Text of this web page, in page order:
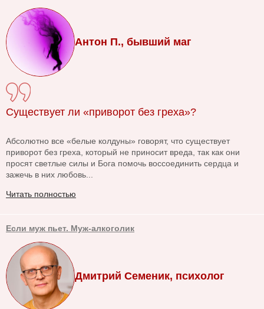
Антон П., бывший маг
Существует ли «приворот без греха»?
Абсолютно все «белые колдуны» говорят, что существует
приворот без греха, который не приносит вреда, так как они
просят светлые силы и Бога помочь воссоединить сердца и
зажечь в них любовь...
Читать полностью
Если муж пьет. Муж-алкоголик
Дмитрий Семеник, психолог